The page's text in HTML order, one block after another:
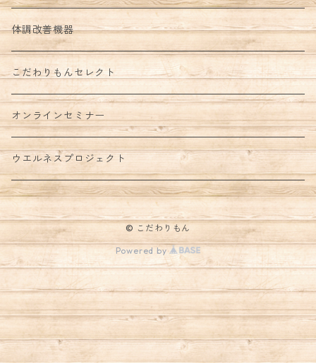
体調改善機器
こだわりもんセレクト
オンラインセミナー
ウエルネスプロジェクト
© こだわりもん
Powered by